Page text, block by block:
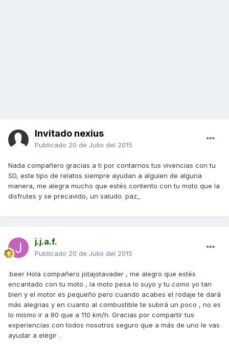
Invitado nexius
Publicado 20 de Julio del 2015
Nada compañero gracias a ti por contarnos tus vivencias con tu
SD, este tipo de relatos siempre ayudan a alguien de alguna
manera, me alegra mucho que estés contento con tu moto que la
disfrutes y se precavido, un saludo. paz_
j.j.a.f.
Publicado 20 de Julio del 2015
:beer Hola compañero jotajotavader , me alegro que estés
encantado con tu moto , la moto pesa lo suyo y tu como yo tan
bien y el motor es pequeño pero cuando acabes el rodaje te dará
más alegrias y en cuanto al combustible te subirá un poco , no es
lo mismo ir a 80 que a 110 km/h. Gracias por compartir tus
experiencias con todos nosotros seguro que a más de uno le vas
ayudar a elegir .